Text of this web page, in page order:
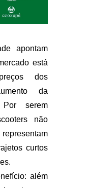
apontam
está
dos
da
Por serem
não
curtos
além